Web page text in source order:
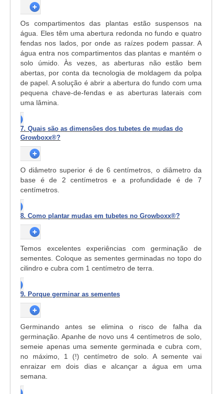
Os compartimentos das plantas estão suspensos na
água. Eles têm uma abertura redonda no fundo e quatro
fendas nos lados, por onde as raízes podem passar. A
água entra nos compartimentos das plantas e mantém o
solo úmido. Às vezes, as aberturas não estão bem
abertas, por conta da tecnologia de moldagem da polpa
de papel. A solução é abrir a abertura do fundo com uma
pequena chave-de-fendas e as aberturas laterais com
uma lâmina.
7. Quais são as dimensões dos tubetes de mudas do
Growboxx®?
O diâmetro superior é de 6 centímetros, o diâmetro da
base é de 2 centímetros e a profundidade é de 7
centímetros.
8. Como plantar mudas em tubetes no Growboxx®?
Temos excelentes experiências com germinação de
sementes. Coloque as sementes germinadas no topo do
cilindro e cubra com 1 centímetro de terra.
9. Porque germinar as sementes
Germinando antes se elimina o risco de falha da
germinação. Apanhe de novo uns 4 centímetros de solo,
semeie apenas uma semente germinada e cubra com,
no máximo, 1 (!) centímetro de solo. A semente vai
enraizar em dois dias e alcançar a água em uma
semana.